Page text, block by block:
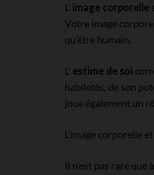
L’ image corporelle
Votre image
qu’être humain.
L' estime de soi
habiletés, de son
joue également un
L’image corporelle
Il n’est pas rare